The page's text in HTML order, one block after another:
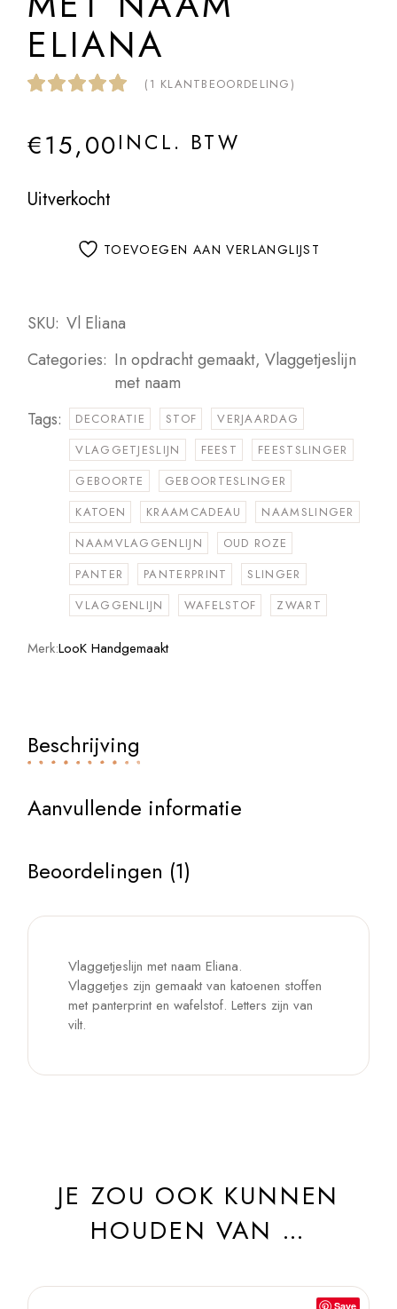
ELIANA
( 1 KLANTBEOORDELING)
€15,00INCL. BTW
Uitverkocht
TOEVOEGEN AAN VERLANGLIJST
SKU: Vl Eliana
Categories: In opdracht gemaakt,Vlaggetjeslijn
met naam
Tags:
DECORATIE STOF
VERJAARDAG
VLAGGETJESLIJN
FEEST
FEESTSLINGER
GEBOORTE
GEBOORTESLINGER
KATOEN
KRAAMCADEAU
NAAMSLINGER
NAAMVLAGGENLIJN
OUD ROZE
PANTER
PANTERPRINT
SLINGER
VLAGGENLIJN
WAFELSTOF ZWART
Merk:LooK Handgemaakt
Beschrijving
Aanvullende informatie
Beoordelingen (1)
Vlaggetjeslijn met naam Eliana.
Vlaggetjes zijn gemaakt van katoenen stoffen
met panterprint en wafelstof. Letters zijn van
vilt.
JE ZOU OOK KUNNEN
HOUDEN VAN …
Save